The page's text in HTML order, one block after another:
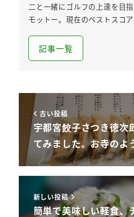
二と一緒にゴルフの上達を目
モットー。現在のベストスコア
記事一覧
古い投稿
宇都宮餃子さつき徳次
てみました。お寺の
新しい投稿
簡単で美味しい軽食、